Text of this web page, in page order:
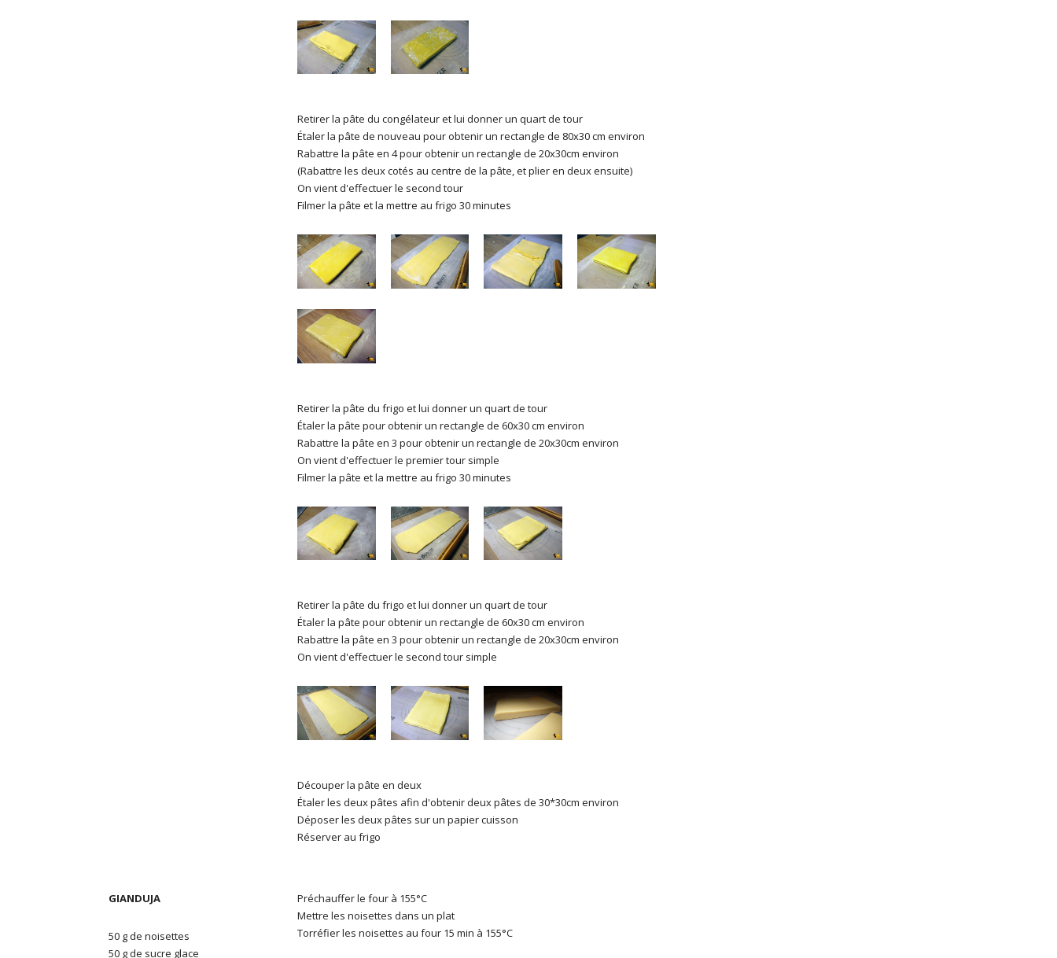
Retirer la pâte du congélateur et lui donner un quart de tour
Étaler la pâte de nouveau pour obtenir un rectangle de 80x30 cm environ
Rabattre la pâte en 4 pour obtenir un rectangle de 20x30cm environ
(Rabattre les deux cotés au centre de la pâte, et plier en deux ensuite)
On vient d'effectuer le second tour
Filmer la pâte et la mettre au frigo 30 minutes
Retirer la pâte du frigo et lui donner un quart de tour
Étaler la pâte pour obtenir un rectangle de 60x30 cm environ
Rabattre la pâte en 3 pour obtenir un rectangle de 20x30cm environ
On vient d'effectuer le premier tour simple
Filmer la pâte et la mettre au frigo 30 minutes
Retirer la pâte du frigo et lui donner un quart de tour
Étaler la pâte pour obtenir un rectangle de 60x30 cm environ
Rabattre la pâte en 3 pour obtenir un rectangle de 20x30cm environ
On vient d'effectuer le second tour simple
Découper la pâte en deux
Étaler les deux pâtes afin d'obtenir deux pâtes de 30*30cm environ
Déposer les deux pâtes sur un papier cuisson
Réserver au frigo
GIANDUJA
50 g de noisettes
50 g de sucre glace
Préchauffer le four à 155°C
Mettre les noisettes dans un plat
Torréfier les noisettes au four 15 min à 155°C